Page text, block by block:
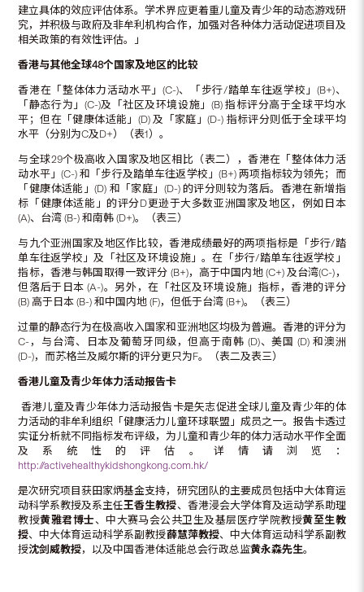
建立具体的效应评估体系。学术界应更着重儿童及青少年的动态游戏研
究，并积极与政府及非牟利机构合作，加强对各种体力活动促进项目及
相关政策的有效性评估。」
香港与其他全球48个国家及地区的比较
香港在「整体体力活动水平」(C-)、「步行/踏单车往返学校」(B+)、
「静态行为」(C-)及「社区及环境设施」(B) 指标评分高于全球平均水
平；但在「健康体适能」(D) 及「家庭」(D-) 指标评分则低于全球平均
水平（分别为C及D+）（表1）。
与全球29个极高收入国家及地区相比（表二），香港在「整体体力活
动水平」(C-) 和「步行及踏单车往返学校」(B+) 两项指标较为领先；而
「健康体适能」(D) 和「家庭」(D-) 的评分则较为落后。香港在新增指
标「健康体适能」的评分D更逊于大多数亚洲国家及地区，例如日本
(A)、台湾 (B-) 和南韩 (D+)。（表三）
与九个亚洲国家及地区作比较，香港成绩最好的两项指标是「步行/踏
单车往返学校」及「社区及环境设施」。在「步行/踏单车往返学校」
指标，香港与韩国取得一致评分 (B+)，高于中国内地 (C+) 及台湾(C-)，
但落后于日本 (A-)。另外，在「社区及环境设施」指标，香港的评分
(B) 高于日本 (B-) 和中国内地 (F)，但低于台湾 (B+)。（表三）
过量的静态行为在极高收入国家和亚洲地区均极为普遍。香港的评分为
C-，与台湾、日本及葡萄牙同级，但高于南韩 (D)、美国 (D) 和澳洲
(D-)，而苏格兰及威尔斯的评分更只为F。（表二及表三）
香港儿童及青少年体力活动报告卡
香港儿童及青少年体力活动报告卡是矢志促进全球儿童及青少年的体
力活动的非牟利组织「健康活力儿童环球联盟」成员之一。报告卡透过
实证分析就不同指标发布评级，为儿童和青少年的体力活动水平作全面
及系统性的评估。详情请浏览：
http://activehealthykidshongkong.com.hk/
是次研究项目获田家炳基金支持，研究团队的主要成员包括中大体育运
动科学系教授及系主任王香生教授、香港浸会大学体育及运动学系助理
教授黄雅君博士、中大赛马会公共卫生及基层医疗学院教授黄至生教
授、中大体育运动科学系副教授薛慧萍教授、中大体育运动科学系副教
授沈剑威教授，以及中国香港体适能总会行政总监黄永森先生。